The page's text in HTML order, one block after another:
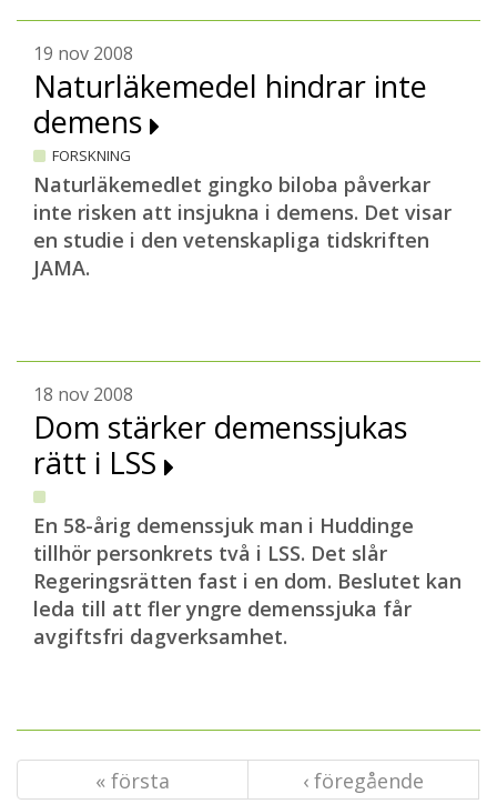
19 nov 2008
Naturläkemedel hindrar inte
demens
FORSKNING
Naturläkemedlet gingko biloba påverkar
inte risken att insjukna i demens. Det visar
en studie i den vetenskapliga tidskriften
JAMA.
18 nov 2008
Dom stärker demenssjukas
rätt i LSS
En 58-årig demenssjuk man i Huddinge
tillhör personkrets två i LSS. Det slår
Regeringsrätten fast i en dom. Beslutet kan
leda till att fler yngre demenssjuka får
avgiftsfri dagverksamhet.
« första
‹ föregående